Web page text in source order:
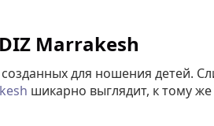
Marrakesh
для ношения детей.
шикарно выглядит, к тому